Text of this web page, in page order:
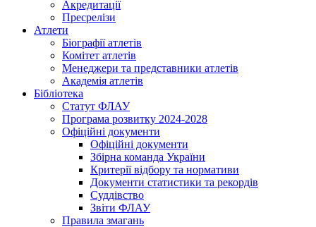
Акредитації
Пресрелізи
Атлети
Біографії атлетів
Комітет атлетів
Менеджери та представники атлетів
Академія атлетів
Бібліотека
Статут ФЛАУ
Програма розвитку 2024-2028
Офіційні документи
Офіційні документи
Збірна команда України
Критерії відбору та нормативи
Документи статистики та рекордів
Суддівство
Звіти ФЛАУ
Правила змагань